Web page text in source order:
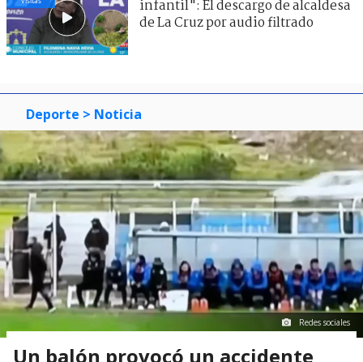
infantil": El descargo de alcaldesa
de La Cruz por audio filtrado
Deporte > Noticia
Redes sociales
Un balón provocó un accidente